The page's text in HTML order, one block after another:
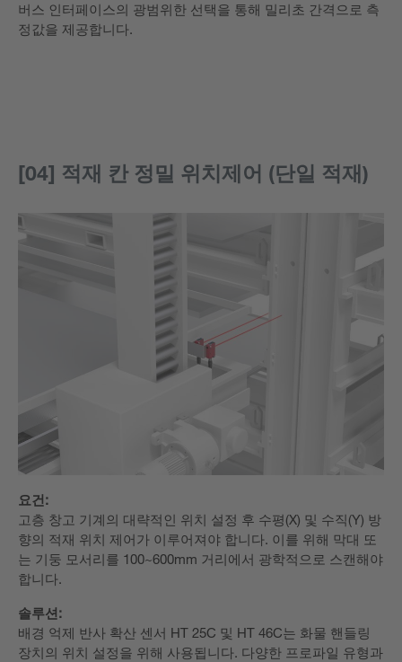
버스 인터페이스의 광범위한 선택을 통해 밀리초 간격으로 측
정값을 제공합니다.
[04] 적재 칸 정밀 위치제어 (단일 적재)
요건:
고층 창고 기계의 대략적인 위치 설정 후 수평(X) 및 수직(Y) 방
향의 적재 위치 제어가 이루어져야 합니다. 이를 위해 막대 또
는 기둥 모서리를 100~600mm 거리에서 광학적으로 스캔해야
합니다.
솔루션:
배경 억제 반사 확산 센서 HT 25C 및 HT 46C는 화물 핸들링
장치의 위치 설정을 위해 사용됩니다. 다양한 프로파일 유형과